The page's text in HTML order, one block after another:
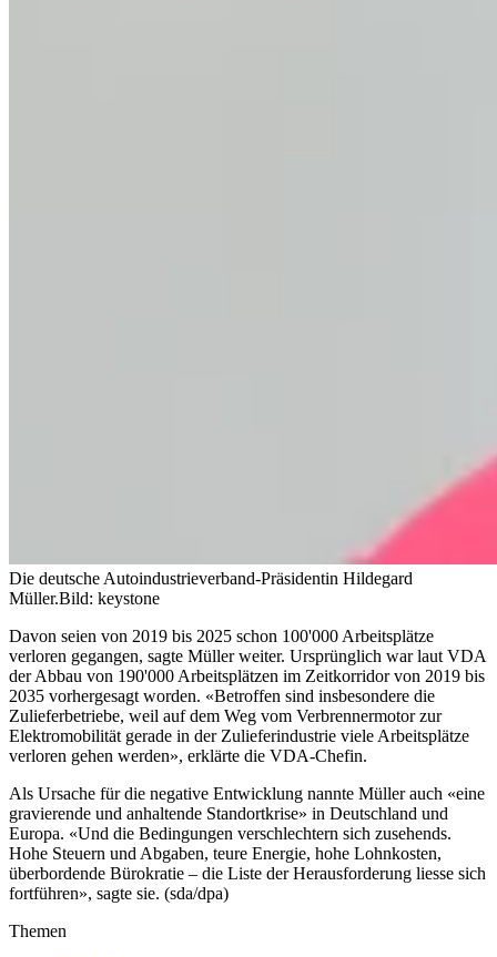
Die deutsche Autoindustrieverband-Präsidentin Hildegard
Müller.Bild: keystone
Davon seien von 2019 bis 2025 schon 100'000 Arbeitsplätze
verloren gegangen, sagte Müller weiter. Ursprünglich war laut VDA
der Abbau von 190'000 Arbeitsplätzen im Zeitkorridor von 2019 bis
2035 vorhergesagt worden. «Betroffen sind insbesondere die
Zulieferbetriebe, weil auf dem Weg vom Verbrennermotor zur
Elektromobilität gerade in der Zulieferindustrie viele Arbeitsplätze
verloren gehen werden», erklärte die VDA-Chefin.
Als Ursache für die negative Entwicklung nannte Müller auch «eine
gravierende und anhaltende Standortkrise» in Deutschland und
Europa. «Und die Bedingungen verschlechtern sich zusehends.
Hohe Steuern und Abgaben, teure Energie, hohe Lohnkosten,
überbordende Bürokratie – die Liste der Herausforderung liesse sich
fortführen», sagte sie. (sda/dpa)
Themen